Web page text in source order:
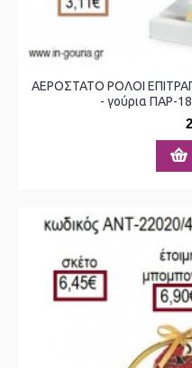
ΑΕΡΟΣΤΑΤΟ ΡΟΛΟΙ
- γούρια ΠΑΡ-